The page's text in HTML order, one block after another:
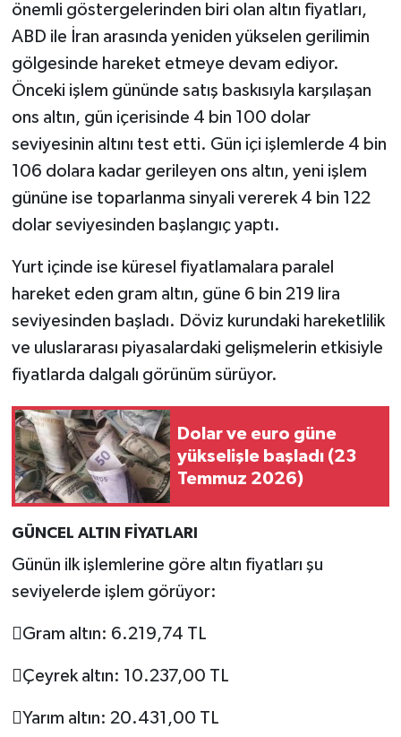
önemli göstergelerinden biri olan altın fiyatları,
ABD ile İran arasında yeniden yükselen gerilimin
gölgesinde hareket etmeye devam ediyor.
Önceki işlem gününde satış baskısıyla karşılaşan
ons altın, gün içerisinde 4 bin 100 dolar
seviyesinin altını test etti. Gün içi işlemlerde 4 bin
106 dolara kadar gerileyen ons altın, yeni işlem
gününe ise toparlanma sinyali vererek 4 bin 122
dolar seviyesinden başlangıç yaptı.
Yurt içinde ise küresel fiyatlamalara paralel
hareket eden gram altın, güne 6 bin 219 lira
seviyesinden başladı. Döviz kurundaki hareketlilik
ve uluslararası piyasalardaki gelişmelerin etkisiyle
fiyatlarda dalgalı görünüm sürüyor.
Dolar ve euro güne
yükselişle başladı (23
Temmuz 2026)
GÜNCEL ALTIN FİYATLARI
Günün ilk işlemlerine göre altın fiyatları şu
seviyelerde işlem görüyor:
Gram altın: 6.219,74 TL
Çeyrek altın: 10.237,00 TL
Yarım altın: 20.431,00 TL
ÖZEL HABER
SAĞLIK
ŞİRKET HABERLERİ
SPOR
YAŞAM
YEREL
AFYONKARAHİSAR
AYDIN
DENİZLİ
İZMİR